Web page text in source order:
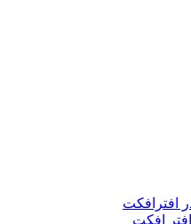
افترافکت
افکت